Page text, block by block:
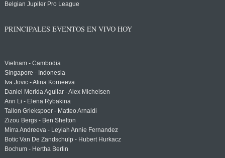
Belgian Jupiler Pro League
PRINCIPALES EVENTOS EN VIVO HOY
Vietnam - Cambodia
Singapore - Indonesia
Iva Jovic - Alina Korneeva
Daniel Merida Aguilar - Alex Michelsen
Ann Li - Elena Rybakina
Tallon Griekspoor - Matteo Arnaldi
Zizou Bergs - Ben Shelton
Mirra Andreeva - Leylah Annie Fernandez
Botic Van De Zandschulp - Hubert Hurkacz
Bochum - Hertha Berlin